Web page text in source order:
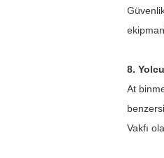
8.
At
Vakfı